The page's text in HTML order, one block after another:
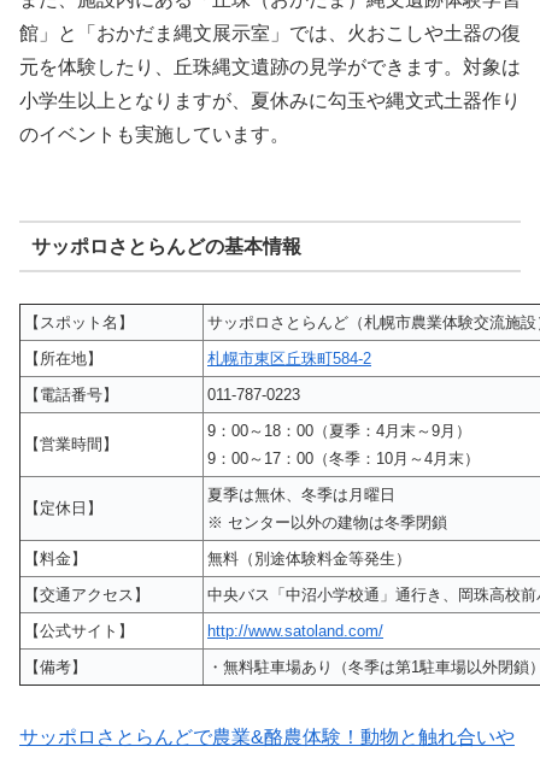
館」と「おかだま縄文展示室」では、火おこしや土器の復
元を体験したり、丘珠縄文遺跡の見学ができます。対象は
小学生以上となりますが、夏休みに勾玉や縄文式土器作り
のイベントも実施しています。
サッポロさとらんどの基本情報
【スポット名】
サッポロさとらんど（札幌市農業体験交流施設
【所在地】
札幌市東区丘珠町584-2
【電話番号】
011-787-0223
【営業時間】
9：00～18：00（夏季：4月末～9月）
9：00～17：00（冬季：10月～4月末）
【定休日】
夏季は無休、冬季は月曜日
※ センター以外の建物は冬季閉鎖
【料金】
無料（別途体験料金等発生）
【交通アクセス】
中央バス「中沼小学校通」通行き、岡珠高校
【公式サイト】
http://www.satoland.com/
【備考】
・無料駐車場あり（冬季は第1駐車場以外閉鎖
サッポロさとらんどで農業&酪農体験！動物と触れ合いや